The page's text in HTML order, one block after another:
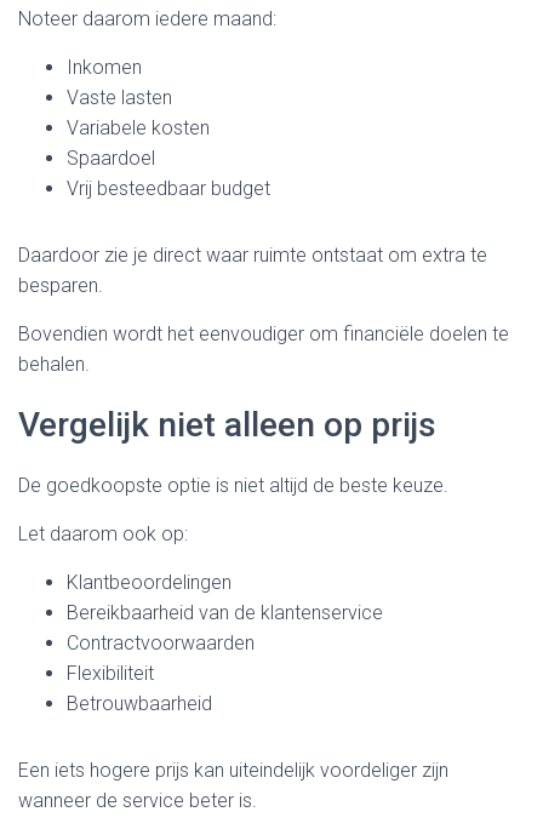
Noteer daarom iedere maand:
Inkomen
Vaste lasten
Variabele kosten
Spaardoel
Vrij besteedbaar budget
Daardoor zie je direct waar ruimte ontstaat om extra te
besparen.
Bovendien wordt het eenvoudiger om financiële doelen te
behalen.
Vergelijk niet alleen op prijs
De goedkoopste optie is niet altijd de beste keuze.
Let daarom ook op:
Klantbeoordelingen
Bereikbaarheid van de klantenservice
Contractvoorwaarden
Flexibiliteit
Betrouwbaarheid
Een iets hogere prijs kan uiteindelijk voordeliger zijn
wanneer de service beter is.